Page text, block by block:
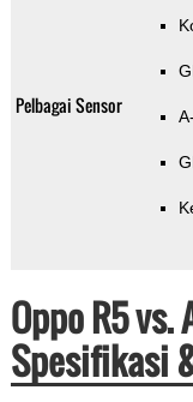
Pelbagai Sensor
Oppo R5 vs.
Spesifikasi